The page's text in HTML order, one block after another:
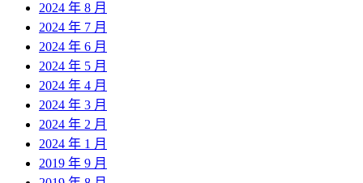
2024 年 8 月
2024 年 7 月
2024 年 6 月
2024 年 5 月
2024 年 4 月
2024 年 3 月
2024 年 2 月
2024 年 1 月
2019 年 9 月